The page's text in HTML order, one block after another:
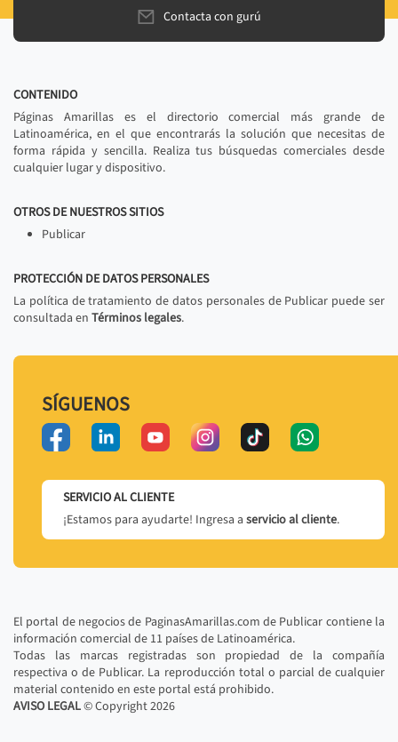
Contacta con gurú
CONTENIDO
Páginas Amarillas es el directorio comercial más grande de
Latinoamérica, en el que encontrarás la solución que necesitas de
forma rápida y sencilla. Realiza tus búsquedas comerciales desde
cualquier lugar y dispositivo.
OTROS DE NUESTROS SITIOS
Publicar
PROTECCIÓN DE DATOS PERSONALES
La política de tratamiento de datos personales de Publicar puede ser
consultada en Términos legales.
SÍGUENOS
SERVICIO AL CLIENTE
¡Estamos para ayudarte! Ingresa a servicio al cliente.
El portal de negocios de PaginasAmarillas.com de Publicar contiene la
información comercial de 11 países de Latinoamérica.
Todas las marcas registradas son propiedad de la compañía
respectiva o de Publicar. La reproducción total o parcial de cualquier
material contenido en este portal está prohibido.
AVISO LEGAL© Copyright2026